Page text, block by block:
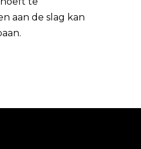
aan de slag kan